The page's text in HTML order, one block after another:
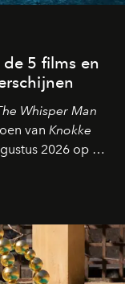
5 films en
Whisper Man
van Knokke
2026 op de